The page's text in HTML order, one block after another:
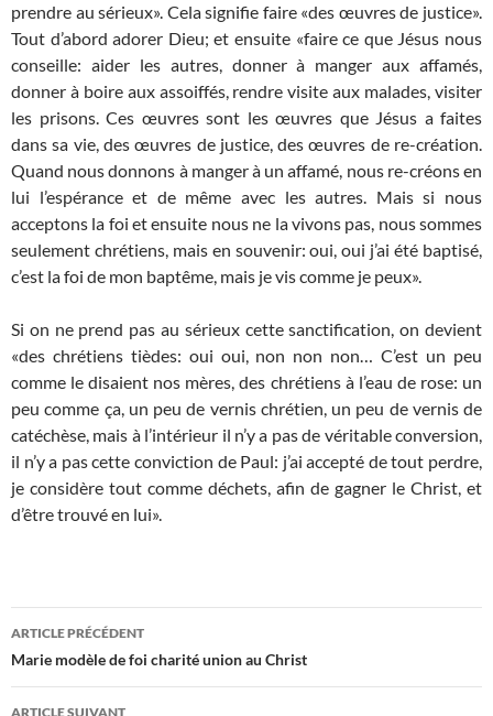
prendre au sérieux». Cela signifie faire «des œuvres de justice».
Tout d’abord adorer Dieu; et ensuite «faire ce que Jésus nous
conseille: aider les autres, donner à manger aux affamés,
donner à boire aux assoiffés, rendre visite aux malades, visiter
les prisons. Ces œuvres sont les œuvres que Jésus a faites
dans sa vie, des œuvres de justice, des œuvres de re-création.
Quand nous donnons à manger à un affamé, nous re-créons en
lui l’espérance et de même avec les autres. Mais si nous
acceptons la foi et ensuite nous ne la vivons pas, nous sommes
seulement chrétiens, mais en souvenir: oui, oui j’ai été baptisé,
c’est la foi de mon baptême, mais je vis comme je peux».
Si on ne prend pas au sérieux cette sanctification, on devient
«des chrétiens tièdes: oui oui, non non non… C’est un peu
comme le disaient nos mères, des chrétiens à l’eau de rose: un
peu comme ça, un peu de vernis chrétien, un peu de vernis de
catéchèse, mais à l’intérieur il n’y a pas de véritable conversion,
il n’y a pas cette conviction de Paul: j’ai accepté de tout perdre,
je considère tout comme déchets, afin de gagner le Christ, et
d’être trouvé en lui».
Navigation
des
articles
ARTICLE PRÉCÉDENT
Marie modèle de foi charité union au Christ
ARTICLE SUIVANT